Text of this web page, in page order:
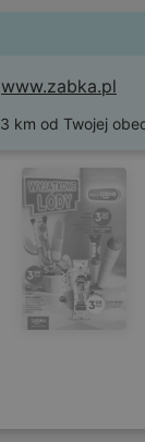
www.zabka.pl
km od Twojej